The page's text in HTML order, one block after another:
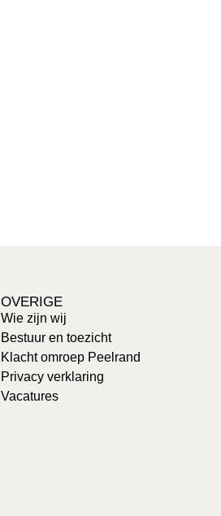
OVERIGE
Wie zijn wij
Bestuur en toezicht
Klacht omroep Peelrand
Privacy verklaring
Vacatures